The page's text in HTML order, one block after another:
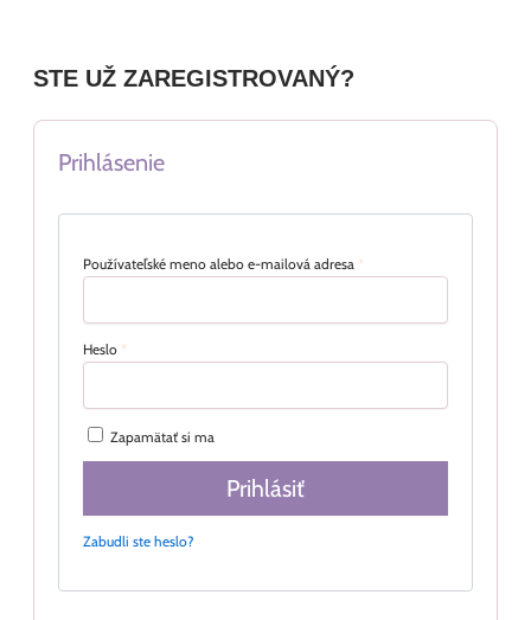
STE UŽ ZAREGISTROVANÝ?
Prihlásenie
Používateľské meno alebo e-mailová adresa *
Heslo *
Zapamätať si ma
Prihlásiť
Zabudli ste heslo?